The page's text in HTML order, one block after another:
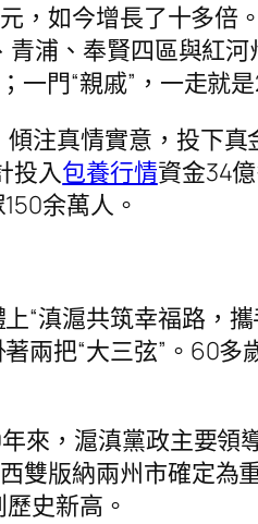
，如今增長了十多倍
浦、奉賢四區與紅
一門“親戚”，一走就是
注真情實意，投下
投入包養行情資金34
余萬人。
“滇滬共筑幸福路，
把“大三弦”。60多
來，滬滇黨政主要領
雙版納兩州市確定為
史新高。